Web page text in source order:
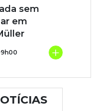
sem
em
+